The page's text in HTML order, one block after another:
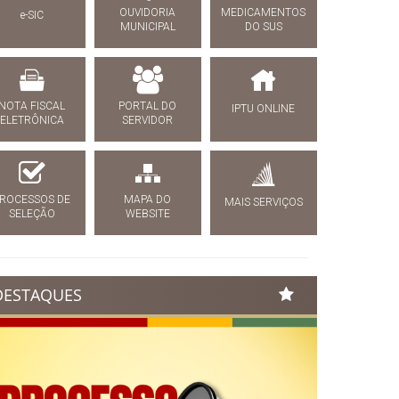
e-SIC
OUVIDORIA
MUNICIPAL
MEDICAMENTOS
DO SUS
FISCAL
ELETRÔNICA
PORTAL DO
SERVIDOR
IPTU ONLINE
DE
SELEÇÃO
MAPA DO
WEBSITE
MAIS SERVIÇOS